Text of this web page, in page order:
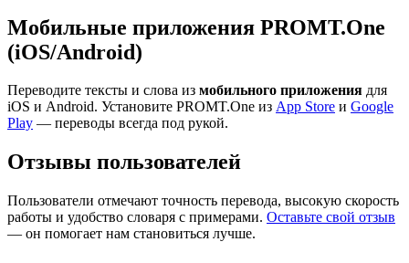
Мобильные приложения PROMT.One
(iOS/Android)
Переводите тексты и слова из мобильного приложения для
iOS и Android. Установите PROMT.One из App Store и Google
Play — переводы всегда под рукой.
Отзывы пользователей
Пользователи отмечают точность перевода, высокую скорость
работы и удобство словаря с примерами. Оставьте свой отзыв
— он помогает нам становиться лучше.